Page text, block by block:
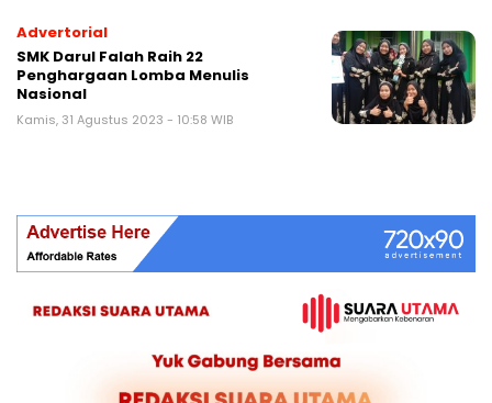
Advertorial
SMK Darul Falah Raih 22
Penghargaan Lomba Menulis
Nasional
Kamis, 31 Agustus 2023 - 10:58 WIB